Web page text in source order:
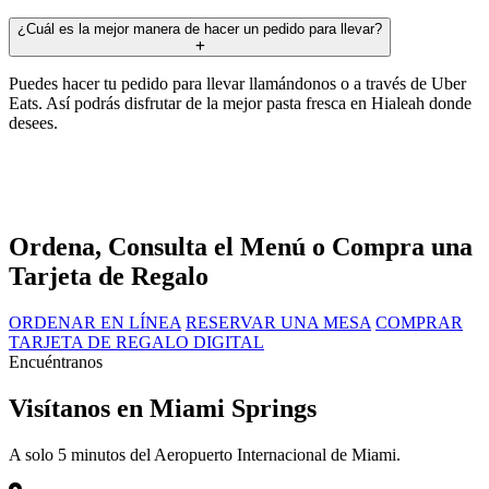
¿Cuál es la mejor manera de hacer un pedido para llevar?
Puedes hacer tu pedido para llevar llamándonos o a través de Uber
Eats. Así podrás disfrutar de la mejor pasta fresca en Hialeah donde
desees.
Ordena, Consulta el Menú o Compra una
Tarjeta de Regalo
ORDENAR EN LÍNEA RESERVAR UNA MESA COMPRAR
TARJETA DE REGALO DIGITAL
Encuéntranos
Visítanos en Miami Springs
A solo 5 minutos del Aeropuerto Internacional de Miami.